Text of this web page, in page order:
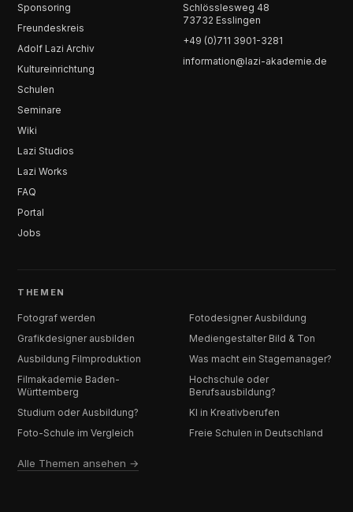
Sponsoring
Freundeskreis
Adolf Lazi Archiv
Kultureinrichtung
Schulen
Seminare
Wiki
Lazi Studios
Lazi Works
FAQ
Portal
Jobs
Schlösslesweg 48
73732 Esslingen
+49 (0)711 3901-3281
information@lazi-akademie.de
THEMEN
Fotograf werden
Fotodesigner Ausbildung
Grafikdesigner ausbilden
Mediengestalter Bild & Ton
Ausbildung Filmproduktion
Was macht ein Stagemanager?
Filmakademie Baden-
Württemberg
Hochschule oder
Berufsausbildung?
Studium oder Ausbildung?
KI in Kreativberufen
Foto-Schule im Vergleich
Freie Schulen in Deutschland
Alle Themen ansehen →